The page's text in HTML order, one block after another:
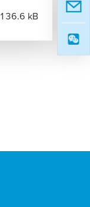
136.6 kB